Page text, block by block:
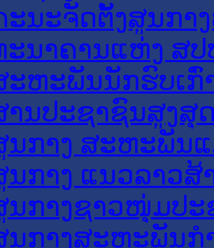
ະນະຈັດຕັ້ງສູນກາ
ະນາຄານແຫ່ງ ສປ
ະຫະພັນນັກຮົບເກົ່
ານປະຊາຊົນສູງສຸ
ນກາງ ສະຫະພັນ
ນກາງ ແນວລາວສ້
ນກາງຊາວໜຸ່ມປະ
ນກາງສະຫະພັນກ